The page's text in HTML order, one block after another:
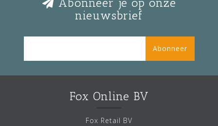
nieuwsbrief
Abonneer
Fox Online BV
Fox Retail BV